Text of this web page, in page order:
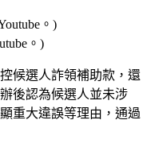
。)
候選人詐領補助款，還
後認為候選人並未涉
重大違誤等理由，通過